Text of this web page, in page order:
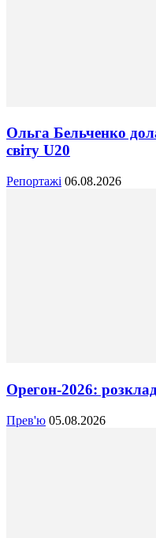
Ольга Бельченко
світу U20
Репортажі 06.08.2026
Орегон-2026:
Прев'ю 05.08.2026